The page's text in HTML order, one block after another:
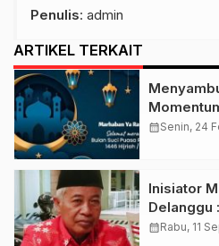
Penulis: admin
ARTIKEL TERKAIT
calendar_monthSenin, 24
Inisiator
Delanggu
calendar_monthRabu, 11